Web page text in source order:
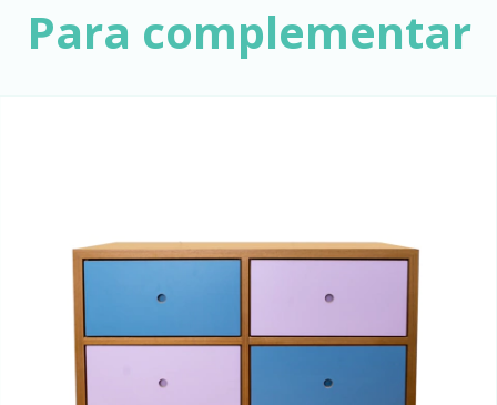
Para complementar